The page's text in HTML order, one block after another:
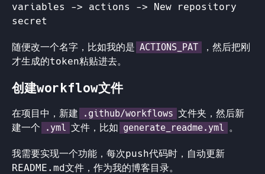
variables -> actions -> New repository
secret
随便改一个名字，比如我的是 ACTIONS_PAT
，然后把刚
才生成的token粘贴进去。
创建workflow文件
在项目中，新建 .github/workflows 文件夹，然后新
建一个
.yml 文件，比如 generate_readme.yml 。
我需要实现一个功能，每次push代码时，自动更新
README.md文件，作为我的博客目录。